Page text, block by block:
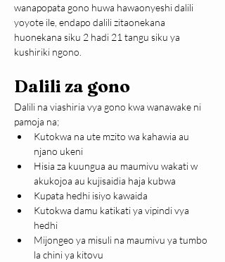
wanapopata gono huwa hawaonyeshi dalili
yoyote ile, endapo dalili zitaonekana
huonekana siku 2 hadi 21 tangu siku ya
kushiriki ngono.
Dalili za gono
Dalili na viashiria vya gono kwa wanawake ni
pamoja na;
Kutokwa na ute mzito wa kahawia au
njano ukeni
Hisia za kuungua au maumivu wakati w
akukojoa au kujisaidia haja kubwa
Kupata hedhi isiyo kawaida
Kutokwa damu katikati ya vipindi vya
hedhi
Mijongeo ya misuli na maumivu ya tumbo
la chini ya kitovu